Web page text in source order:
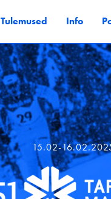
Tulemused Info
15.02-